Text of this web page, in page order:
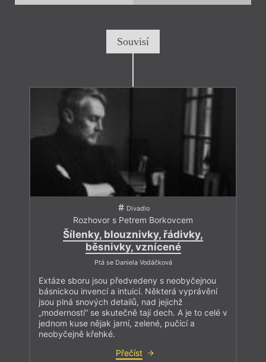
Souvisí
Divadlo
Rozhovor s Petrem Borkovcem
Šílenky, blouznivky, řádivky,
běsnivky, vznícené
Ptá se Daniela Vodáčková
Extáze sboru jsou předvedeny s neobyčejnou
básnickou invencí a intuicí. Některá vyprávění
jsou plná snových detailů, nad jejichž
„moderností“ se skutečně tají dech. A je to celé v
jednom kuse nějak jarní, zelené, pučící a
neobyčejně křehké.
Přečíst